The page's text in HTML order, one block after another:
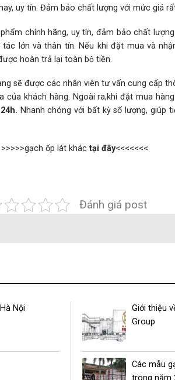
uy tín. Đảm bảo chất lượng với mức giá
chính hãng, uy tín, đảm bảo chất
lớn và thân tín. Nếu khi đặt mua và
hoàn trả lại toàn bộ tiền.
sẽ được các nhân viên tư vấn cung cấp
khách hàng. Ngoài ra,khi đặt mua
24h. Nhanh chóng với bất kỳ số lượng, giúp
gạch ốp lát khác tại đây<<<<<<<
Đánh giá post
Nội
Giới thiệu
Group
Các mẫu
trong năm